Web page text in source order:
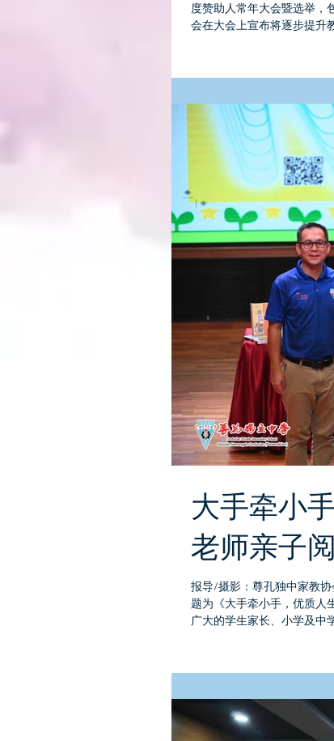
度赞助人常年大会暨选举，
会在大会上宣布将逐步提升
大手牵小
老师亲子
报导/摄影：尊孔独中家教协
题为《大手牵小手，优质人
广大的学生家长、小学及中